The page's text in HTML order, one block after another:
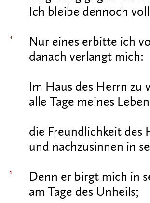
Ich bleibe dennoch
4
Nur eines erbitte ich
danach verlangt mich:
Im Haus des Herrn zu
alle Tage meines
die Freundlichkeit des
und nachzusinnen in
5
Denn er birgt mich in
am Tage des Unheils;